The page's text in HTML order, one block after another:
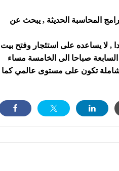
المحاسبة الحديثة , يبحث عن
يساعده على استئجار وفتح بيت
تكون على مستوى عالمي كما